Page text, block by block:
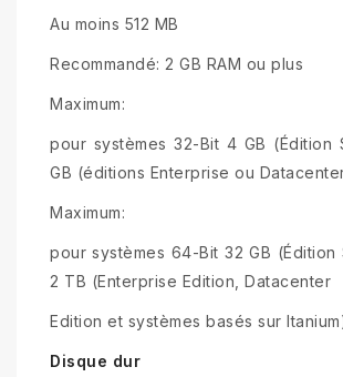
Au moins 512 MB
Recommandé: 2 GB RAM ou plus
Maximum:
pour systèmes 32-Bit 4 GB (Édition
GB (éditions Enterprise ou
Maximum:
pour systèmes 64-Bit 32 GB (Édition
2 TB (Enterprise Edition, Datacenter
Edition et systèmes basés sur
Disque dur